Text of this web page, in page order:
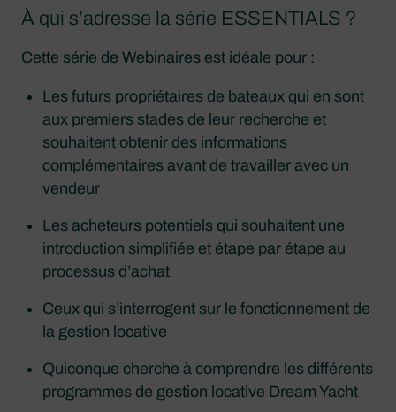
À qui s’adresse la série ESSENTIALS ?
Cette série de Webinaires est idéale pour :
Les futurs propriétaires de bateaux qui en sont
aux premiers stades de leur recherche et
souhaitent obtenir des informations
complémentaires avant de travailler avec un
vendeur
Les acheteurs potentiels qui souhaitent une
introduction simplifiée et étape par étape au
processus d’achat
Ceux qui s’interrogent sur le fonctionnement de
la gestion locative
Quiconque cherche à comprendre les différents
programmes de gestion locative Dream Yacht